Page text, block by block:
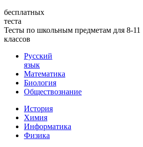
бесплатных
теста
Тесты по школьным предметам для 8-11
классов
Русский
язык
Математика
Биология
Обществознание
История
Химия
Информатика
Физика